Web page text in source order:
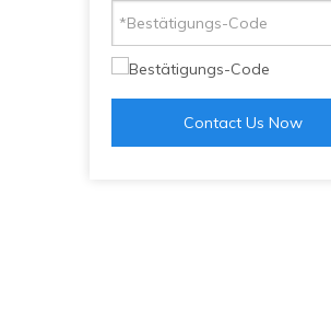
Contact Us Now